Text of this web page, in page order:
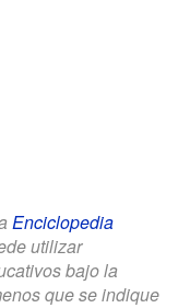
Enciclopedia
utilizar
bajo la
que se indique